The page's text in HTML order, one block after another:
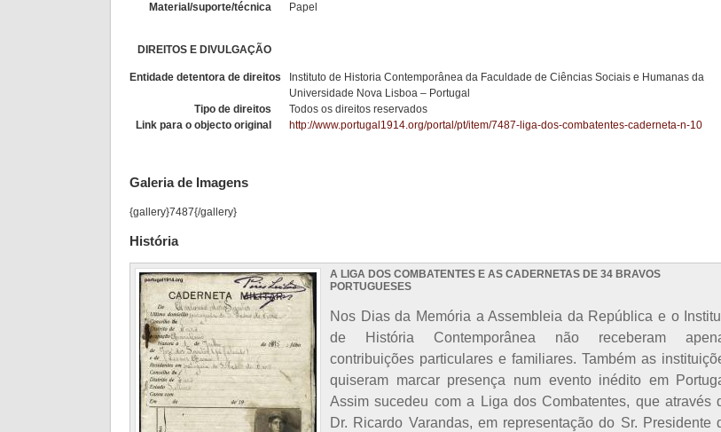
Material/suporte/técnica
Papel
DIREITOS E DIVULGAÇÃO
Entidade detentora de direitos
Instituto de Historia Contemporânea da Faculdade de Ciências Sociais e Humanas da
Universidade Nova Lisboa – Portugal
Tipo de direitos
Todos os direitos reservados
Link para o objecto original
http://www.portugal1914.org/portal/pt/item/7487-liga-dos-combatentes-caderneta-n-10
Galeria de Imagens
{gallery}7487{/gallery}
História
A LIGA DOS COMBATENTES E AS CADERNETAS DE 34 BRAVOS
PORTUGUESES
Nos Dias da Memória a Assembleia da República e o
de História Contemporânea não receberam
contribuições particulares e familiares. Também as
quiseram marcar presença num evento inédito em
Assim sucedeu com a Liga dos Combatentes, que através
Dr. Ricardo Varandas, em representação do Sr. Presidente